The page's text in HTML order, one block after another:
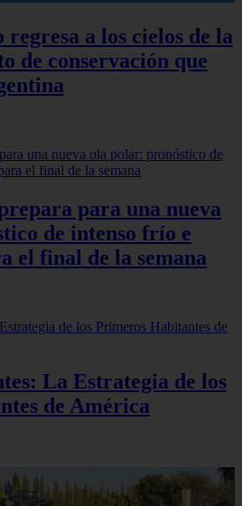
a los cielos de la
de conservación que
para una nueva
de intenso frío e
el final de la semana
La Estrategia de los
de América